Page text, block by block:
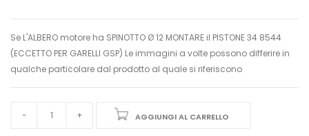
Se L'ALBERO motore ha SPINOTTO Ø 12 MONTARE il PISTONE 34 8544
(ECCETTO PER GARELLI GSP) Le immagini a volte possono differire in
qualche particolare dal prodotto al quale si riferiscono
AGGIUNGI AL CARRELLO